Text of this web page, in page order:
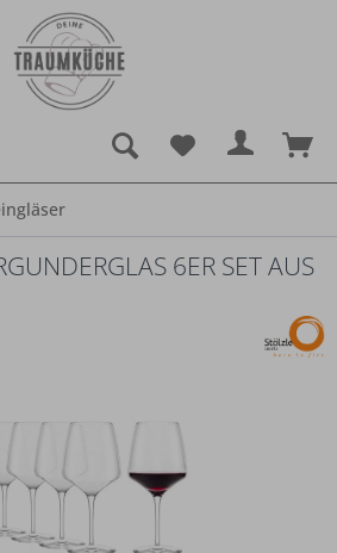
6ER SET AUS